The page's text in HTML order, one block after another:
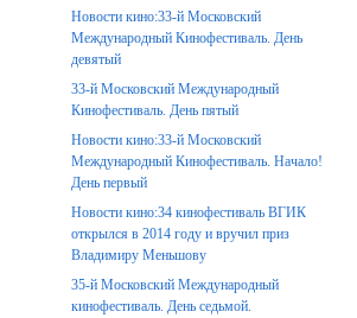
Новости кино:33-й Московский
Международный Кинофестиваль. День
девятый
33-й Московский Международный
Кинофестиваль. День пятый
Новости кино:33-й Московский
Международный Кинофестиваль. Начало!
День первый
Новости кино:34 кинофестиваль ВГИК
открылся в 2014 году и вручил приз
Владимиру Меньшову
35-й Московский Международный
кинофестиваль. День седьмой.